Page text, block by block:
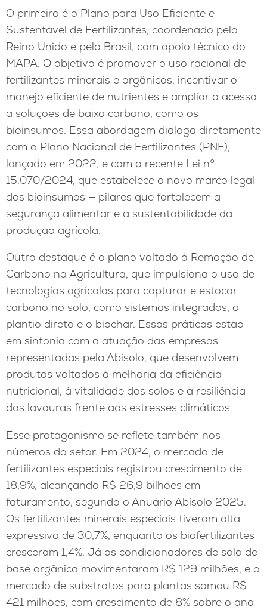
O primeiro é o Plano para Uso Eficiente e
Sustentável de Fertilizantes, coordenado pelo
Reino Unido e pelo Brasil, com apoio técnico do
MAPA. O objetivo é promover o uso racional de
fertilizantes minerais e orgânicos, incentivar o
manejo eficiente de nutrientes e ampliar o acesso
a soluções de baixo carbono, como os
bioinsumos. Essa abordagem dialoga diretamente
com o Plano Nacional de Fertilizantes (PNF),
lançado em 2022, e com a recente Lei nº
15.070/2024, que estabelece o novo marco legal
dos bioinsumos — pilares que fortalecem a
segurança alimentar e a sustentabilidade da
produção agrícola.
Outro destaque é o plano voltado à Remoção de
Carbono na Agricultura, que impulsiona o uso de
tecnologias agrícolas para capturar e estocar
carbono no solo, como sistemas integrados, o
plantio direto e o biochar. Essas práticas estão
em sintonia com a atuação das empresas
representadas pela Abisolo, que desenvolvem
produtos voltados à melhoria da eficiência
nutricional, à vitalidade dos solos e à resiliência
das lavouras frente aos estresses climáticos.
Esse protagonismo se reflete também nos
números do setor. Em 2024, o mercado de
fertilizantes especiais registrou crescimento de
18,9%, alcançando R$ 26,9 bilhões em
faturamento, segundo o Anuário Abisolo 2025.
Os fertilizantes minerais especiais tiveram alta
expressiva de 30,7%, enquanto os biofertilizantes
cresceram 1,4%. Já os condicionadores de solo de
base orgânica movimentaram R$ 129 milhões, e o
mercado de substratos para plantas somou R$
421 milhões, com crescimento de 8% sobre o ano